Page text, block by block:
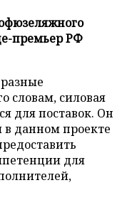
премьер РФ
словам, силовая
для поставок. Он
данном проекте
для